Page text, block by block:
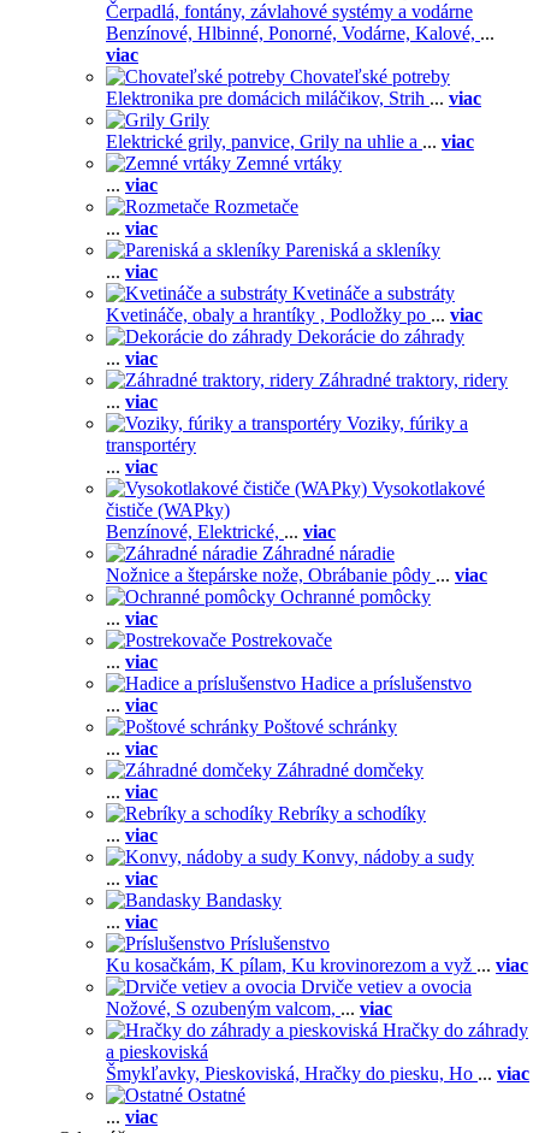
Čerpadlá, fontány, závlahové systémy a vodárne
Benzínové, Hlbinné, Ponorné, Vodárne, Kalové, ...
viac
Chovateľské potreby
Elektronika pre domácich miláčikov, Strih ... viac
Grily
Elektrické grily, panvice, Grily na uhlie a ... viac
Zemné vrtáky
... viac
Rozmetače
... viac
Pareniská a skleníky
... viac
Kvetináče a substráty
Kvetináče, obaly a hrantíky , Podložky po ... viac
Dekorácie do záhrady
... viac
Záhradné traktory, ridery
... viac
Voziky, fúriky a
transportéry
... viac
Vysokotlakové
čističe (WAPky)
Benzínové, Elektrické, ... viac
Záhradné náradie
Nožnice a štepárske nože, Obrábanie pôdy ... viac
Ochranné pomôcky
... viac
Postrekovače
... viac
Hadice a príslušenstvo
... viac
Poštové schránky
... viac
Záhradné domčeky
... viac
Rebríky a schodíky
... viac
Konvy, nádoby a sudy
... viac
Bandasky
... viac
Príslušenstvo
Ku kosačkám, K pílam, Ku krovinorezom a vyž ... viac
Drviče vetiev a ovocia
Nožové, S ozubeným valcom, ... viac
Hračky do záhrady
a pieskoviská
Šmykľavky, Pieskoviská, Hračky do piesku, Ho ... viac
Ostatné
... viac